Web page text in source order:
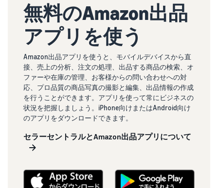
無料のAmazon出品
アプリを使う
Amazon出品アプリを使うと、モバイルデバイスから直
接、売上の分析、注文の処理、出品する商品の検索、オ
ファーや在庫の管理、お客様からの問い合わせへの対
応、プロ品質の商品写真の撮影と編集、出品情報の作成
を行うことができます。アプリを使って常にビジネスの
状況を把握しましょう。iPhone向けまたはAndroid向け
のアプリをダウンロードできます。
セラーセントラルとAmazon出品アプリについて